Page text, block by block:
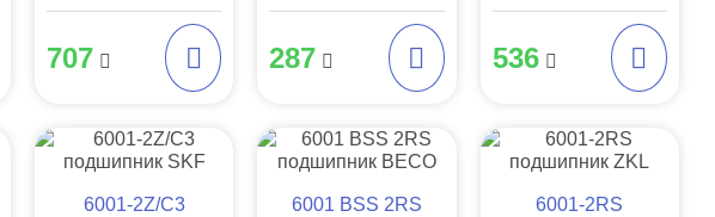
707 287 536
6001-2Z/C3
6001 BSS 2RS
6001-2RS